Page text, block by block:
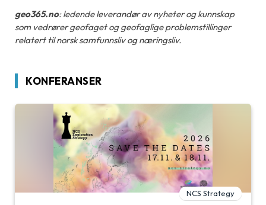
geo365.no: ledende leverandør av nyheter og kunnskap
som vedrører geofaget og geofaglige problemstillinger
relatert til norsk samfunnsliv og næringsliv.
KONFERANSER
NCS Strategy